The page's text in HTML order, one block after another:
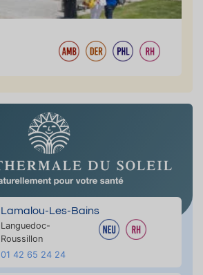
Lamalou-Les-Bains
Languedoc-
Roussillon
01 42 65 24 24